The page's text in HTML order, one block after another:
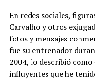
En redes sociales,
Carvalho y otros
fotos y mensajes
fue su entrenador
2004, lo describió
influyentes que he